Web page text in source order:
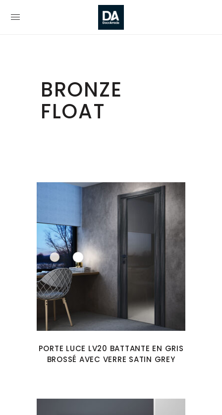
BRONZE
FLOAT
PORTE LUCE LV20 BATTANTE EN GRIS
BROSSÉ AVEC VERRE SATIN GREY